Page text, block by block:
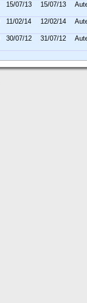
15/07/13 15/07/13
11/02/14 12/02/14
30/07/12 31/07/12